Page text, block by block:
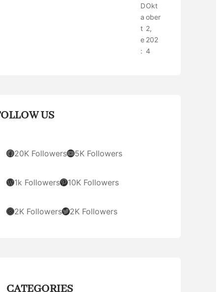
D
a
t
e
:
Okt
ober
2,
202
4
US
Facebook 20K FollowersYouTube 5K Followers
WordPress 1k FollowersPinterest 10K Followers
Instagram2K FollowersTwitter 2K Followers
CATEGORIES